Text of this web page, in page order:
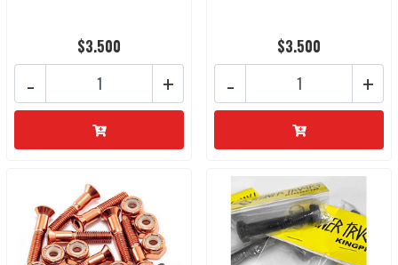
$3.500
+
-
$3.500
+
-